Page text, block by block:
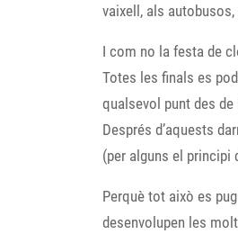
vaixell, als
I com no la festa de
Totes les finals es
qualsevol punt des
Després d’aquests
(per alguns el principi
Perquè tot això es
desenvolupen les